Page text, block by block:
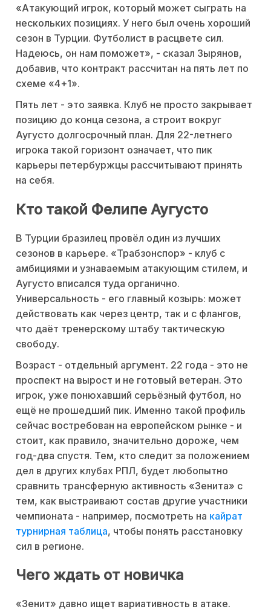
«Атакующий игрок, который может сыграть на
нескольких позициях. У него был очень хороший
сезон в Турции. Футболист в расцвете сил.
Надеюсь, он нам поможет», - сказал Зырянов,
добавив, что контракт рассчитан на пять лет по
схеме «4+1».
Пять лет - это заявка. Клуб не просто закрывает
позицию до конца сезона, а строит вокруг
Аугусто долгосрочный план. Для 22-летнего
игрока такой горизонт означает, что пик
карьеры петербуржцы рассчитывают принять
на себя.
Кто такой Фелипе Аугусто
В Турции бразилец провёл один из лучших
сезонов в карьере. «Трабзонспор» - клуб с
амбициями и узнаваемым атакующим стилем, и
Аугусто вписался туда органично.
Универсальность - его главный козырь: может
действовать как через центр, так и с флангов,
что даёт тренерскому штабу тактическую
свободу.
Возраст - отдельный аргумент. 22 года - это не
проспект на вырост и не готовый ветеран. Это
игрок, уже понюхавший серьёзный футбол, но
ещё не прошедший пик. Именно такой профиль
сейчас востребован на европейском рынке - и
стоит, как правило, значительно дороже, чем
год-два спустя. Тем, кто следит за положением
дел в других клубах РПЛ, будет любопытно
сравнить трансферную активность «Зенита» с
тем, как выстраивают состав другие участники
чемпионата - например, посмотреть на кайрат
турнирная таблица, чтобы понять расстановку
сил в регионе.
Чего ждать от новичка
«Зенит» давно ищет вариативность в атаке.